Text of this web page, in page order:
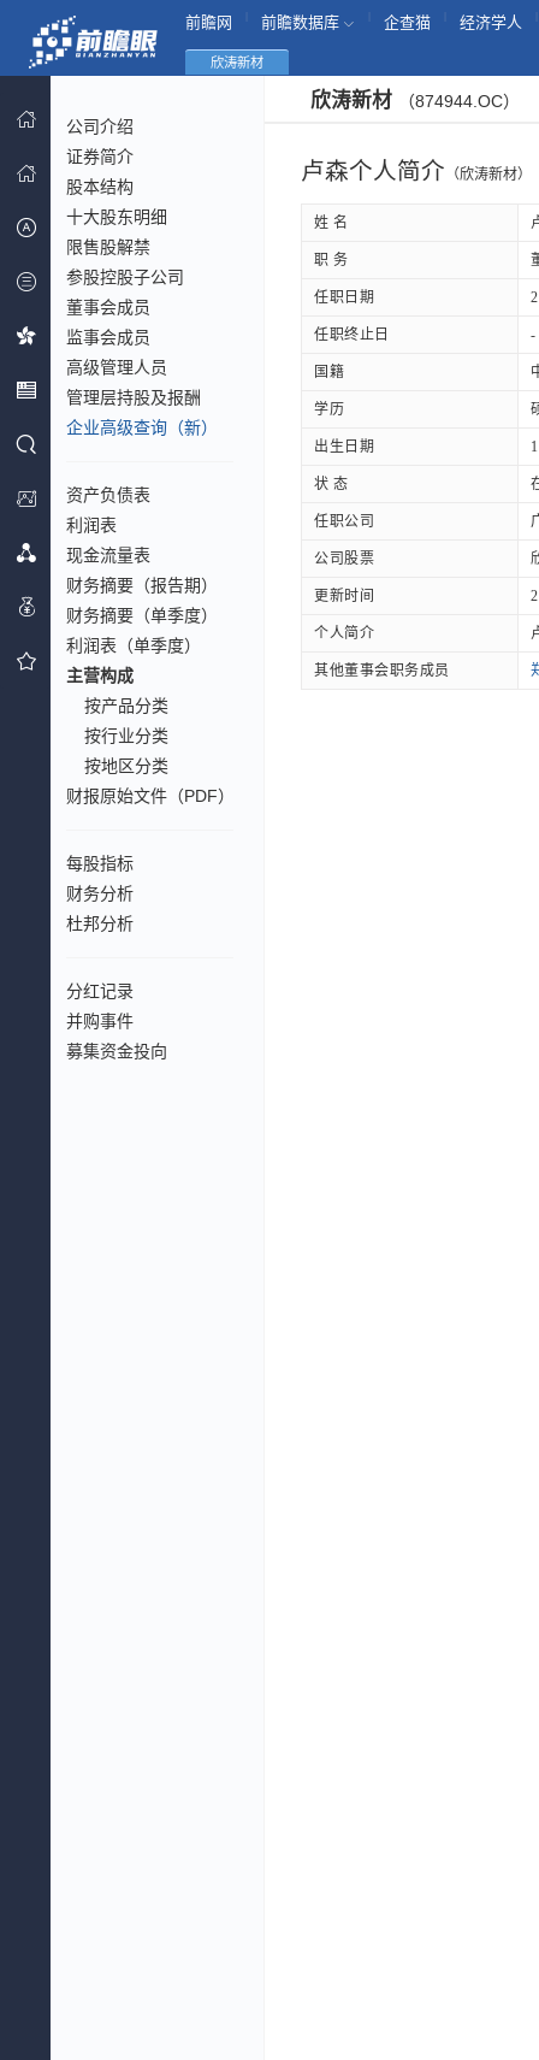
前瞻网 前瞻数据库 企查猫 经济学人
欣涛新材
公司介绍
证券简介
股本结构
十大股东明细
限售股解禁
参股控股子公司
董事会成员
监事会成员
高级管理人员
管理层持股及报酬
企业高级查询（新）
资产负债表
利润表
现金流量表
财务摘要（报告期）
财务摘要（单季度）
利润表（单季度）
主营构成
按产品分类
按行业分类
按地区分类
财报原始文件（PDF）
每股指标
财务分析
杜邦分析
分红记录
并购事件
募集资金投向
欣涛新材 （874944.OC）
卢森个人简介 （欣涛新材）
姓 名
职 务
任职日期
任职终止日 -
国籍
学历
出生日期
状 态
任职公司
公司股票
更新时间
个人简介
其他董事会职务成员